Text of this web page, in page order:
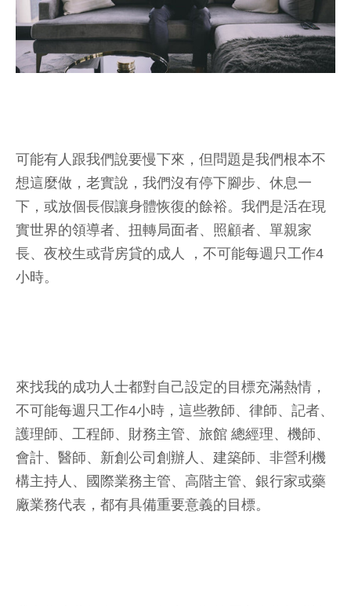
可能有人跟我們說要慢下來，但問題是我們根本不
想這麼做，老實說，我們沒有停下腳步、休息一
下，或放個長假讓身體恢復的餘裕。我們是活在現
實世界的領導者、扭轉局面者、照顧者、單親家
長、夜校生或背房貸的成人 ，不可能每週只工作4
小時。
來找我的成功人士都對自己設定的目標充滿熱情，
不可能每週只工作4小時，這些教師、律師、記者、
護理師、工程師、財務主管、旅館 總經理、機師、
會計、醫師、新創公司創辦人、建築師、非營利機
構主持人、國際業務主管、高階主管、銀行家或藥
廠業務代表，都有具備重要意義的目標。